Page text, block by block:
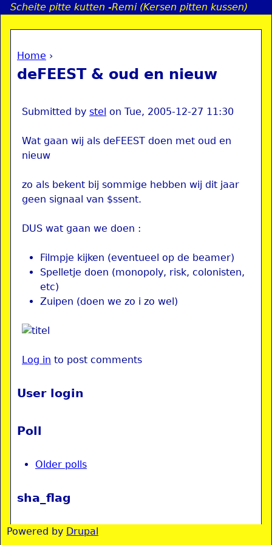
Jump to navigation
Scheite pitte kutten -Remi (Kersen pitten kussen)
You are here
Home ›
deFEEST & oud en nieuw
Submitted by stel on Tue, 2005-12-27 11:30
Wat gaan wij als deFEEST doen met oud en
nieuw
zo als bekent bij sommige hebben wij dit jaar
geen signaal van $ssent.
DUS wat gaan we doen :
Filmpje kijken (eventueel op de beamer)
Spelletje doen (monopoly, risk, colonisten,
etc)
Zuipen (doen we zo i zo wel)
Log in to post comments
User login
Poll
Older polls
sha_flag
Powered by Drupal